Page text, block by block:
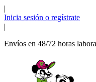
|
Inicia sesión o regístrate
|
Envíos en 48/72 horas